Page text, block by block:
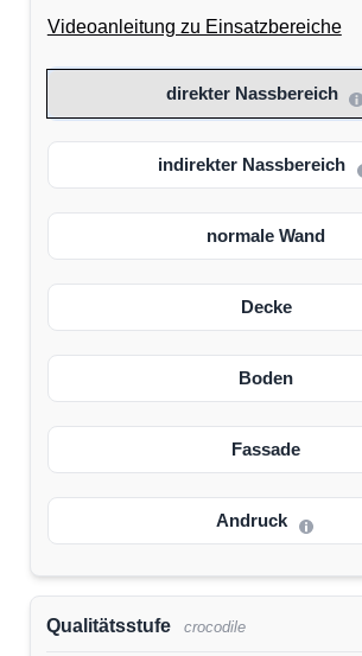
Videoanleitung zu Einsatzbereiche
direkter Nassbereich
indirekter Nassbereich
normale Wand
Decke
Boden
Fassade
Andruck
Qualitätsstufe crocodile